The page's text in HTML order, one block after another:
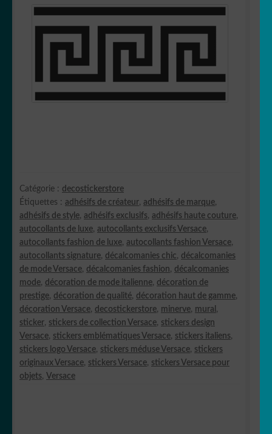
Catégorie : decostickerstore
Étiquettes : adhésifs de créateur, adhésifs de marque,
adhésifs de style, adhésifs exclusifs, adhésifs haute couture,
autocollants de luxe, autocollants exclusifs Versace,
autocollants fashion de luxe, autocollants fashion Versace,
autocollants signature, décalcomanies chic, décalcomanies
de mode Versace, décalcomanies fashion, décalcomanies
mode, décoration de mode italienne, décoration de
prestige, décoration de qualité, décoration haut de gamme,
décoration Versace, decostickerstore, minerve, mural ,
sticker, stickers de collection Versace, stickers design
Versace, stickers emblématiques Versace, stickers italiens,
stickers logo Versace, stickers méduse Versace, stickers
originaux Versace, stickers Versace, stickers Versace pour
objets, Versace